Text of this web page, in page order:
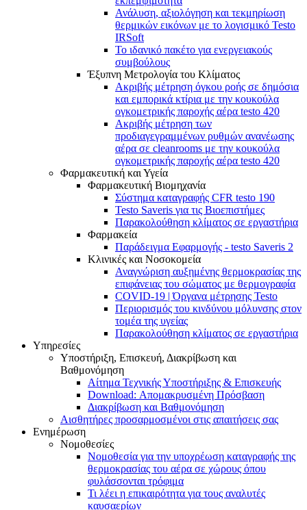
Ανάλυση, αξιολόγηση και τεκμηρίωση
θερμικών εικόνων με το λογισμικό Testo
IRSoft
Το ιδανικό πακέτο για ενεργειακούς
συμβούλους
Έξυπνη Μετρολογία του Κλίματος
Ακριβής μέτρηση όγκου ροής σε δημόσια
και εμπορικά κτίρια με την κουκούλα
ογκομετρικής παροχής αέρα testo 420
Ακριβής μέτρηση των
προδιαγεγραμμένων ρυθμών ανανέωσης
αέρα σε cleanrooms με την κουκούλα
ογκομετρικής παροχής αέρα testo 420
Φαρμακευτική και Υγεία
Φαρμακευτική Βιομηχανία
Σύστημα καταγραφής CFR testo 190
Testo Saveris για τις Βιοεπιστήμες
Παρακολούθηση κλίματος σε εργαστήρια
Φαρμακεία
Παράδειγμα Εφαρμογής - testo Saveris 2
Κλινικές και Νοσοκομεία
Αναγνώριση αυξημένης θερμοκρασίας της
επιφάνειας του σώματος με θερμογραφία
COVID-19 | Όργανα μέτρησης Testo
Περιορισμός του κινδύνου μόλυνσης στον
τομέα της υγείας
Παρακολούθηση κλίματος σε εργαστήρια
Υπηρεσίες
Υποστήριξη, Επισκευή, Διακρίβωση και
Βαθμονόμηση
Αίτημα Τεχνικής Υποστήριξης & Επισκευής
Download: Απομακρυσμένη Πρόσβαση
Διακρίβωση και Βαθμονόμηση
Αισθητήρες προσαρμοσμένοι στις απαιτήσεις σας
Ενημέρωση
Νομοθεσίες
Νομοθεσία για την υποχρέωση καταγραφής της
θερμοκρασίας του αέρα σε χώρους όπου
φυλάσσονται τρόφιμα
Τι λέει η επικαιρότητα για τους αναλυτές
καυσαερίων